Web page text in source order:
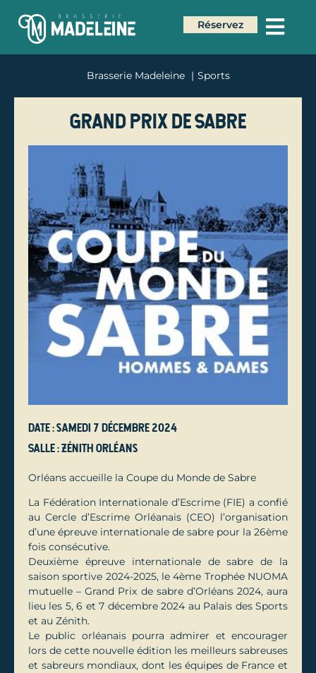
Réservez
Brasserie Madeleine Sports
Grand prix de Sabre
Date : samedi 7 décembre 2024
Salle : Zénith Orléans
Orléans accueille la Coupe du Monde de Sabre
La Fédération Internationale d’Escrime (FIE) a confié
au Cercle d’Escrime Orléanais (CEO) l’organisation
d’une épreuve internationale de sabre pour la 26ème
fois consécutive.
Deuxième épreuve internationale de sabre de la
saison sportive 2024-2025, le 4ème Trophée NUOMA
mutuelle – Grand Prix de sabre d’Orléans 2024, aura
lieu les 5, 6 et 7 décembre 2024 au Palais des Sports
et au Zénith.
Le public orléanais pourra admirer et encourager
lors de cette nouvelle édition les meilleurs sabreuses
et sabreurs mondiaux, dont les équipes de France et